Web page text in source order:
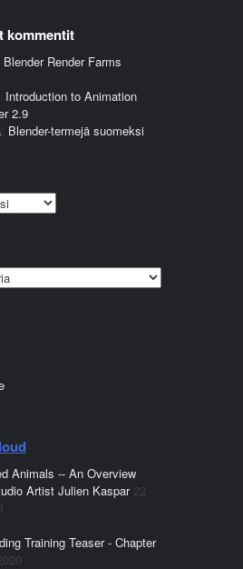
kommentit
Blender Render Farms
Introduction to Animation
2.9
: Blender-termejä suomeksi
Animals -- An Overview
Artist Julien Kaspar 22
Training Teaser - Chapter